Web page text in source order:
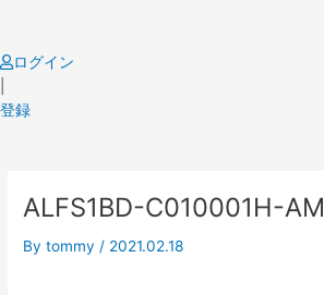
content
ログイン
登録
ALFS1BD-C010001H-AM
Bytommy / 2021.02.18
navigation